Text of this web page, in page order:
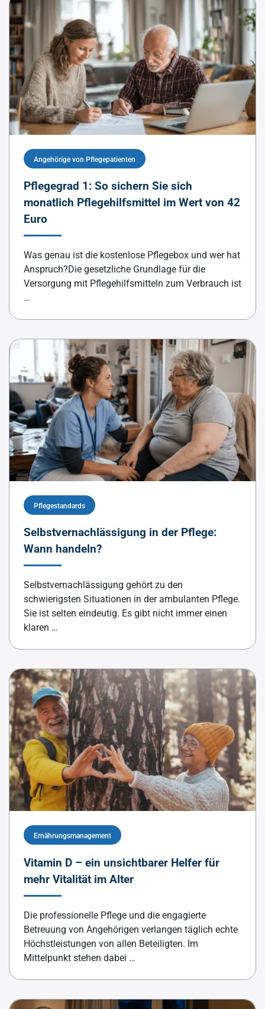
Angehörige von Pflegepatienten
Pflegegrad 1: So sichern Sie sich
monatlich Pflegehilfsmittel im Wert von 42
Euro
Was genau ist die kostenlose Pflegebox und wer hat
Anspruch?Die gesetzliche Grundlage für die
Versorgung mit Pflegehilfsmitteln zum Verbrauch ist
…
Pflegestandards
Selbstvernachlässigung in der Pflege:
Wann handeln?
Selbstvernachlässigung gehört zu den
schwierigsten Situationen in der ambulanten Pflege.
Sie ist selten eindeutig. Es gibt nicht immer einen
klaren …
Ernährungsmanagement
Vitamin D – ein unsichtbarer Helfer für
mehr Vitalität im Alter
Die professionelle Pflege und die engagierte
Betreuung von Angehörigen verlangen täglich echte
Höchstleistungen von allen Beteiligten. Im
Mittelpunkt stehen dabei …